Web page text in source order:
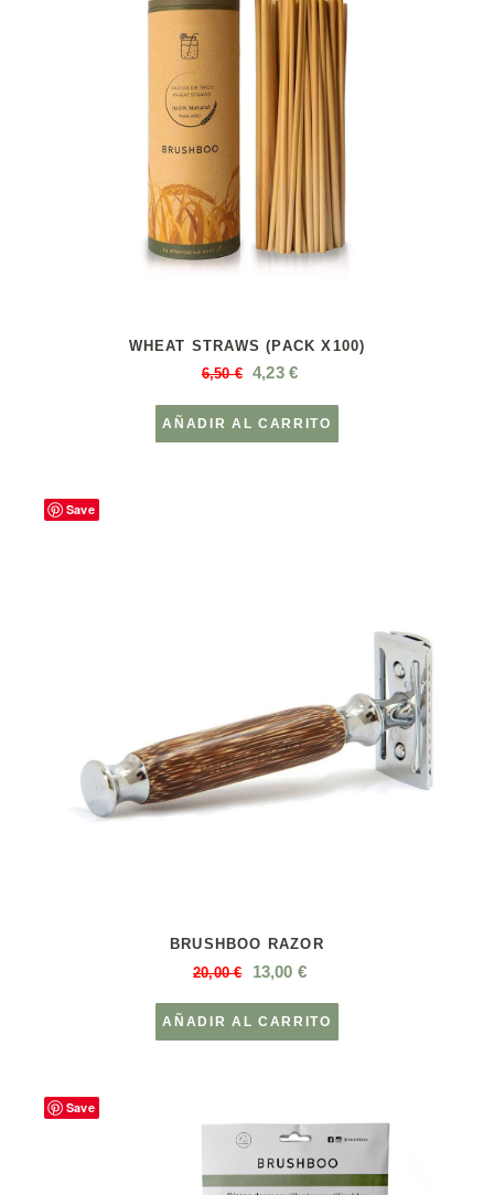
WHEAT STRAWS (PACK X100)
6,50€ 4,23€
AÑADIR AL CARRITO
Save
BRUSHBOO RAZOR
20,00€ 13,00 €
AÑADIR AL CARRITO
Save